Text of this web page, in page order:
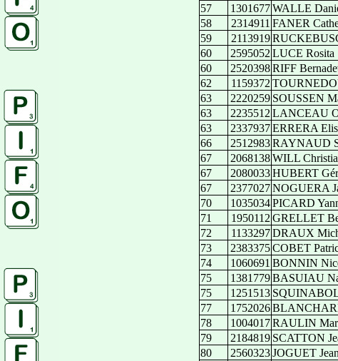
57
1301677WALLE
58
2314911 FANER
59
2113919
60
2595052 LUCE Rosita
60
2520398RIFF
62
1159372
63
2220259 SOUSSEN
63
2235512 LANCEAU
63
2337937ERRERA
66
2512983RAYNAUD
67
2068138WILL
67
2080033HUBERT
67
2377027NOGUERA
70
1035034PICARD
71
1950112 GRELLET
72
1133297DRAUX
73
2383375COBET
74
1060691 BONNIN
75
1381779BASUIAU
75
1251513
77
1752026
78
1004017RAULIN
79
2184819 SCATTON
80
2560323JOGUET